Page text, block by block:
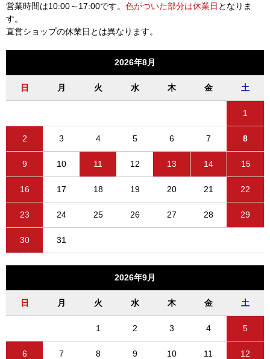
営業時間は10:00～17:00です。 色がついた部分は休業日 となりま
す。
直営ショップの休業日とは異なります。
2026年8月
日 月 火 水 木 金 土
1
2 3 4 5 6 7 8
9 10 11 12 13 14 15
16 17 18 19 20 21 22
23 24 25 26 27 28 29
30 31
2026年9月
日 月 火 水 木 金 土
1 2 3 4 5
6 7 8 9 10 11 12